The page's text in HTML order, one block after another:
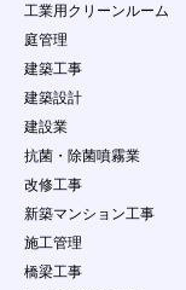
工業用クリーンルーム
庭管理
建築工事
建築設計
建設業
抗菌・除菌噴霧業
改修工事
新築マンション工事
施工管理
橋梁工事